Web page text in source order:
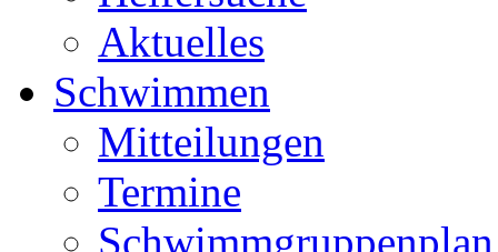
Aktuelles
Schwimmen
Mitteilungen
Termine
Schwimmgruppenplan